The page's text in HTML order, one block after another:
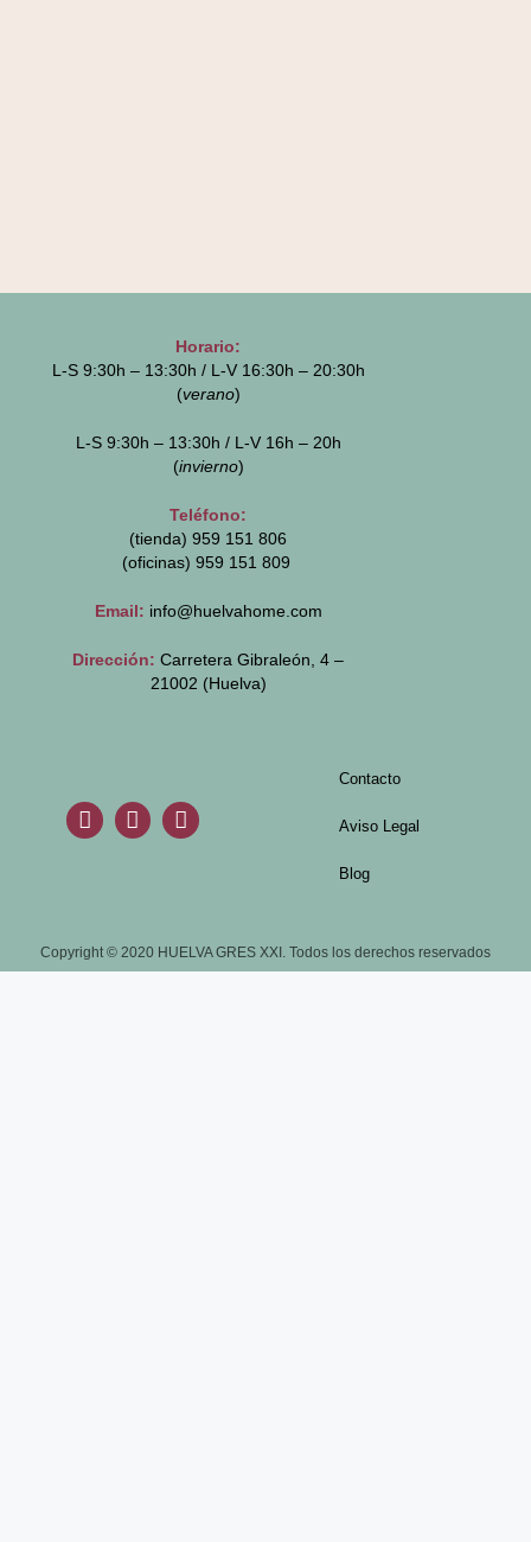
Horario:
L-S 9:30h – 13:30h / L-V 16:30h – 20:30h
(verano)
L-S 9:30h – 13:30h / L-V 16h – 20h
(invierno)
Teléfono:
(tienda) 959 151 806
(oficinas) 959 151 809
Email: info@huelvahome.com
Dirección: Carretera Gibraleón, 4 –
21002 (Huelva)
Contacto
Aviso Legal
Blog
Copyright © 2020 HUELVA GRES XXI. Todos los derechos reservados